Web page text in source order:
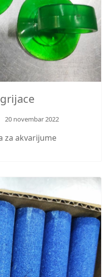
20 novembar 2022
za akvarijume